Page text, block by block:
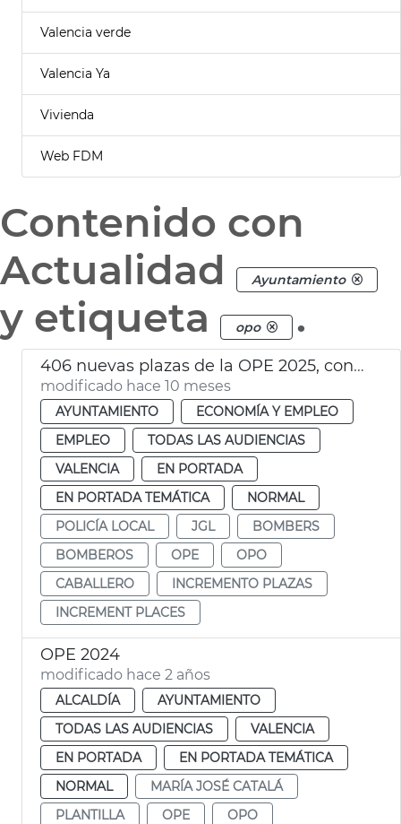
Valencia verde
Valencia Ya
Vivienda
Web FDM
Contenido con
Actualidad
Ayuntamiento
y etiqueta opo .
406 nuevas plazas de la OPE 2025, con un total de 1.238
modificado hace 10 meses
AYUNTAMIENTO
ECONOMÍA Y EMPLEO
EMPLEO
TODAS LAS AUDIENCIAS
VALENCIA
EN PORTADA
EN PORTADA TEMÁTICA
NORMAL
POLICÍA LOCAL
JGL
BOMBERS
BOMBEROS
OPE
OPO
CABALLERO
INCREMENTO PLAZAS
INCREMENT PLACES
OPE 2024
modificado hace 2 años
ALCALDÍA
AYUNTAMIENTO
TODAS LAS AUDIENCIAS
VALENCIA
EN PORTADA
EN PORTADA TEMÁTICA
NORMAL
MARÍA JOSÉ CATALÁ
PLANTILLA
OPE OPO